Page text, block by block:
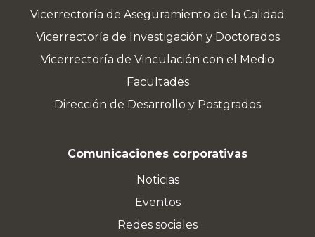
Vicerrectoría de Aseguramiento de la Calidad
Vicerrectoría de Investigación y Doctorados
Vicerrectoría de Vinculación con el Medio
Facultades
Dirección de Desarrollo y Postgrados
Comunicaciones corporativas
Noticias
Eventos
Redes sociales